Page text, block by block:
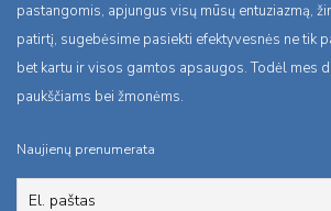
pastangomis, apjungus visų mūsų entuziazmą,
patirtį, sugebėsime pasiekti efektyvesnės ne tik
bet kartu ir visos gamtos apsaugos. Todėl mes
paukščiams bei žmonėms.
Naujienų prenumerata